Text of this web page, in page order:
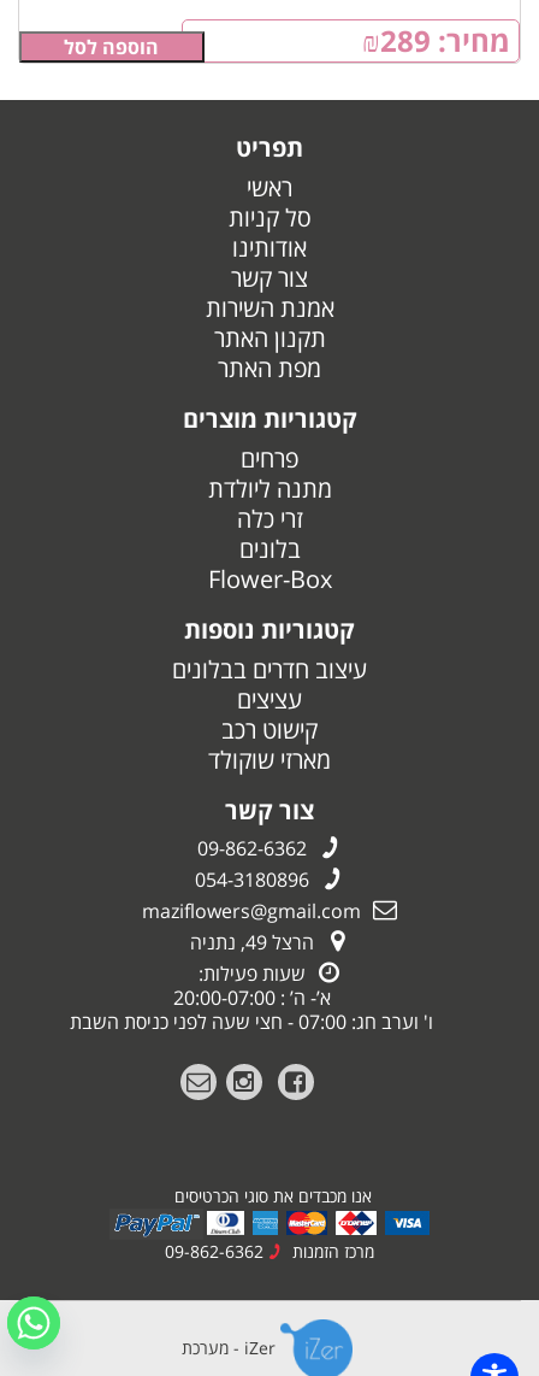
מחיר: ₪289 הוספה לסל
תפריט
ראשי
סל קניות
אודותינו
צור קשר
אמנת השירות
תקנון האתר
מפת האתר
קטגוריות מוצרים
פרחים
מתנה ליולדת
זרי כלה
בלונים
Flower-Box
קטגוריות נוספות
עיצוב חדרים בבלונים
עציצים
קישוט רכב
מארזי שוקולד
צור קשר
09-862-6362
054-3180896
maziflowers@gmail.com
הרצל 49, נתניה
שעות פעילות:
א’- ה’ : 20:00-07:00
ו' וערב חג: 07:00 - חצי שעה לפני כניסת השבת
אנו מכבדים את סוגי הכרטיסים
מרכז הזמנות
iZer - מערכת